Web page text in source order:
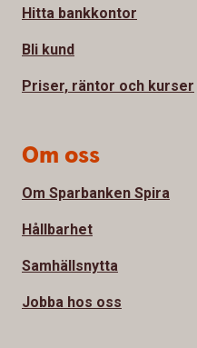
Hitta bankkontor
Bli kund
Priser, räntor och kurser
Om oss
Om Sparbanken Spira
Hållbarhet
Samhällsnytta
Jobba hos oss